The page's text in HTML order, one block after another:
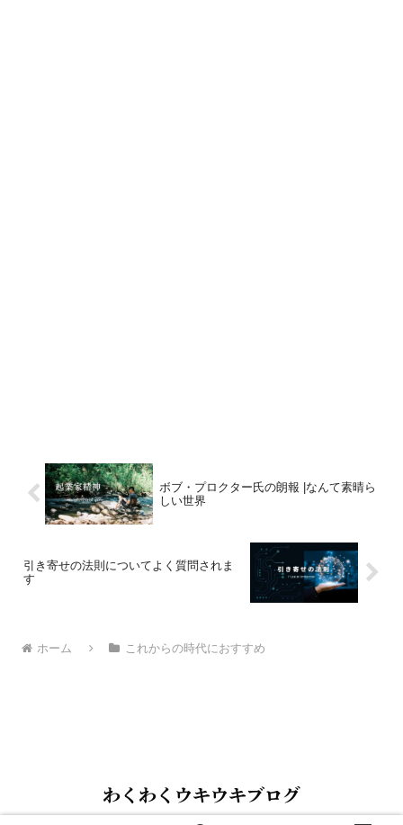
ボブ・プロクター氏の朗報 |なんて素晴ら
しい世界
引き寄せの法則についてよく質問されま
す
ホーム これからの時代におすすめ